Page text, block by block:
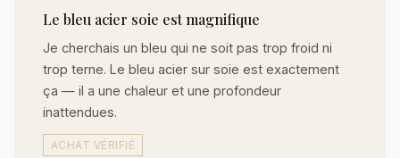
Le bleu acier soie est magnifique
Je cherchais un bleu qui ne soit pas trop froid ni
trop terne. Le bleu acier sur soie est exactement
ça — il a une chaleur et une profondeur
inattendues.
ACHAT VÉRIFIÉ